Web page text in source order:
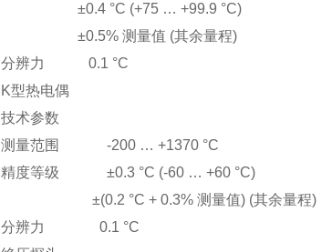
±0.4 °C (+75 … +99.9 °C)
±0.5% 测量值 (其余量程)
分辨力 0.1 °C
K型热电偶
技术参数
测量范围 -200 … +1370 °C
精度等级 ±0.3 °C (-60 … +60 °C)
±(0.2 °C + 0.3% 测量值) (其余量程)
分辨力 0.1 °C